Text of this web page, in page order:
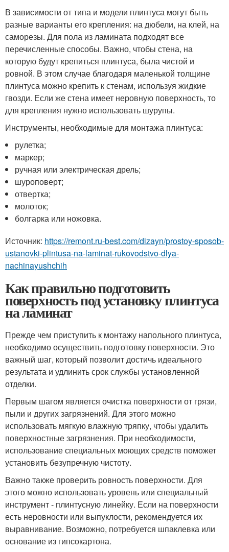
В зависимости от типа и модели плинтуса могут быть
разные варианты его крепления: на дюбели, на клей, на
саморезы. Для пола из ламината подходят все
перечисленные способы. Важно, чтобы стена, на
которую будут крепиться плинтуса, была чистой и
ровной. В этом случае благодаря маленькой толщине
плинтуса можно крепить к стенам, используя жидкие
гвозди. Если же стена имеет неровную поверхность, то
для крепления нужно использовать шурупы.
Инструменты, необходимые для монтажа плинтуса:
рулетка;
маркер;
ручная или электрическая дрель;
шуроповерт;
отвертка;
молоток;
болгарка или ножовка.
Источник: https://remont.ru-best.com/dizayn/prostoy-sposob-
ustanovki-plintusa-na-laminat-rukovodstvo-dlya-
nachinayushchih
Как правильно подготовить
поверхность под установку плинтуса
на ламинат
Прежде чем приступить к монтажу напольного плинтуса,
необходимо осуществить подготовку поверхности. Это
важный шаг, который позволит достичь идеального
результата и удлинить срок службы установленной
отделки.
Первым шагом является очистка поверхности от грязи,
пыли и других загрязнений. Для этого можно
использовать мягкую влажную тряпку, чтобы удалить
поверхностные загрязнения. При необходимости,
использование специальных моющих средств поможет
установить безупречную чистоту.
Важно также проверить ровность поверхности. Для
этого можно использовать уровень или специальный
инструмент - плинтусную линейку. Если на поверхности
есть неровности или выпуклости, рекомендуется их
выравнивание. Возможно, потребуется шпаклевка или
основание из гипсокартона.